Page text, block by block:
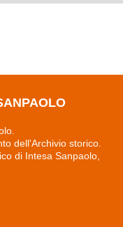
dell'Archivio storico.
di Intesa Sanpaolo,